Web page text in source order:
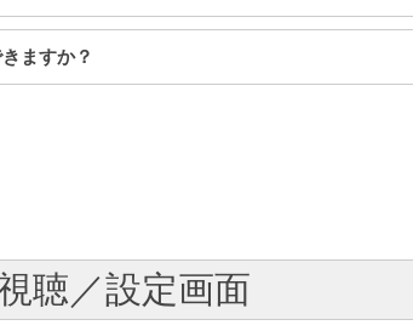
ますか？
聴／設定画面